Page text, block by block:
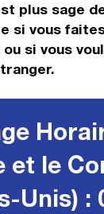
plus sage
si vous
si vous
et le
Unis) :